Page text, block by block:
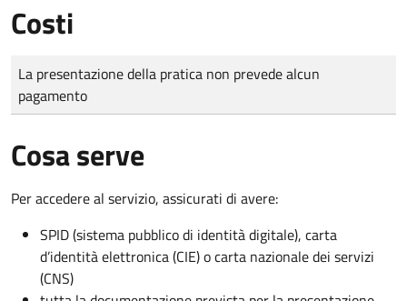
Costi
Tipo di pagamento
Importo
La presentazione della pratica non prevede alcun
pagamento
Cosa serve
Per accedere al servizio, assicurati di avere:
SPID (sistema pubblico di identità digitale), carta
d’identità elettronica (CIE) o carta nazionale dei servizi
(CNS)